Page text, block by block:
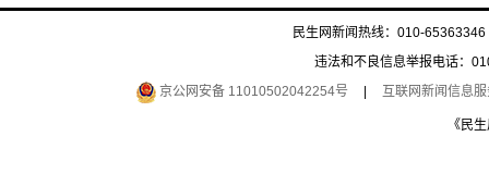
民生网新闻热线：010-
违法和不良信息举报电话：
京公网安备 11010502042254号
互联网新闻信息
《民